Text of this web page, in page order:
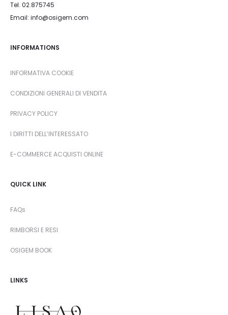
Tel. 02.875745
Email: info@osigem.com
INFORMATIONS
INFORMATIVA COOKIE
CONDIZIONI GENERALI DI VENDITA
PRIVACY POLICY
I DIRITTI DELL’INTERESSATO
E-COMMERCE ACQUISTI ONLINE
QUICK LINK
FAQs
RIMBORSI E RESI
OSIGEM BOOK
LINKS